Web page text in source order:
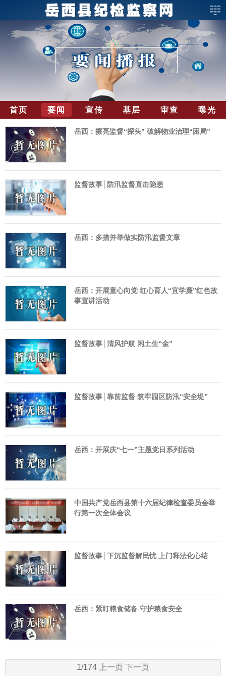
首页 要闻 宣传 基层 审查 曝光
岳西：擦亮监督“探头” 破解物业治理“困局”
监督故事│防汛监督直击隐患
岳西：多措并举做实防汛监督文章
岳西：开展童心向党 红心育人“宜学廉”红色故
事宣讲活动
监督故事│清风护航 闲土生“金”
监督故事│靠前监督 筑牢园区防汛“安全堤”
岳西：开展庆“七一”主题党日系列活动
中国共产党岳西县第十六届纪律检查委员会举
行第一次全体会议
监督故事│下沉监督解民忧 上门释法化心结
岳西：紧盯粮食储备 守护粮食安全
1/174 上一页 下一页